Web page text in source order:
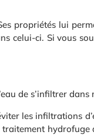
propriétés lui
celui-ci. Si vous
de s’infiltrer
les infiltrations